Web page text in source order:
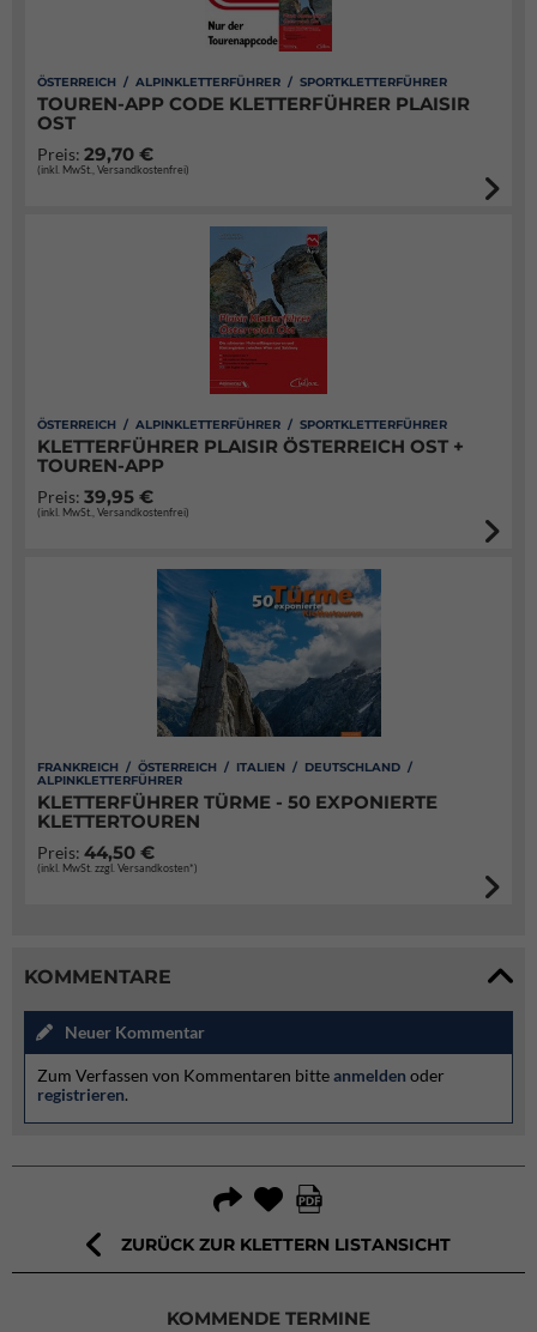
ÖSTERREICH / ALPINKLETTERFÜHRER / SPORTKLETTERFÜHRER
TOUREN-APP CODE KLETTERFÜHRER PLAISIR
OST
Preis: 29,70 €
(inkl. MwSt., Versandkostenfrei)
ÖSTERREICH / ALPINKLETTERFÜHRER / SPORTKLETTERFÜHRER
KLETTERFÜHRER PLAISIR ÖSTERREICH OST +
TOUREN-APP
Preis: 39,95 €
(inkl. MwSt., Versandkostenfrei)
FRANKREICH / ÖSTERREICH / ITALIEN / DEUTSCHLAND /
ALPINKLETTERFÜHRER
KLETTERFÜHRER TÜRME - 50 EXPONIERTE
KLETTERTOUREN
Preis: 44,50 €
(inkl. MwSt. zzgl. Versandkosten*)
KOMMENTARE
Neuer Kommentar
Zum Verfassen von Kommentaren bitteanmelden oder
registrieren.
ZURÜCK ZUR KLETTERN LISTANSICHT
KOMMENDE TERMINE